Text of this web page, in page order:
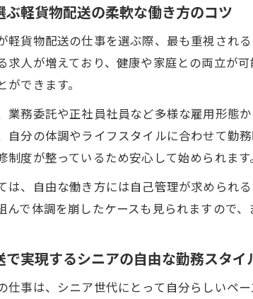
ぶ軽貨物配送の柔軟な働き方のコツ
軽貨物配送の仕事を選ぶ際、最も重視され
求人が増えており、健康や家庭との両立が
ができます。
業務委託や正社員社員など多様な雇用形態
自分の体調やライフスタイルに合わせて勤
制度が整っているため安心して始められます。
は、自由な働き方には自己管理が求められ
んで体調を崩したケースも見られますので
で実現するシニアの自由な勤務スタイ
仕事は、シニア世代にとって自分らしいペ